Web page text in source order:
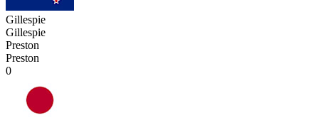
Gillespie
Gillespie
Preston
Preston
0